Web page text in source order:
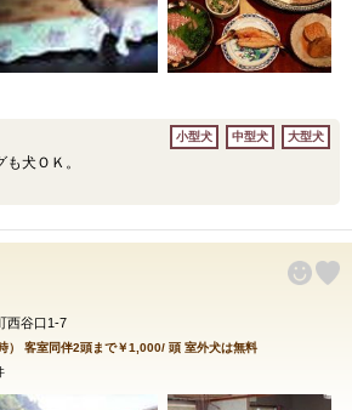
犬ＯＫ。
小型犬 中型犬 大型犬
西谷口1-7
） 客室同伴2頭まで￥1,000/ 頭 室外犬は無料